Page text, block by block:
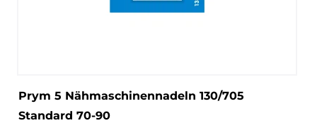
Prym 5 Nähmaschinennadeln 130/705
Standard 70-90